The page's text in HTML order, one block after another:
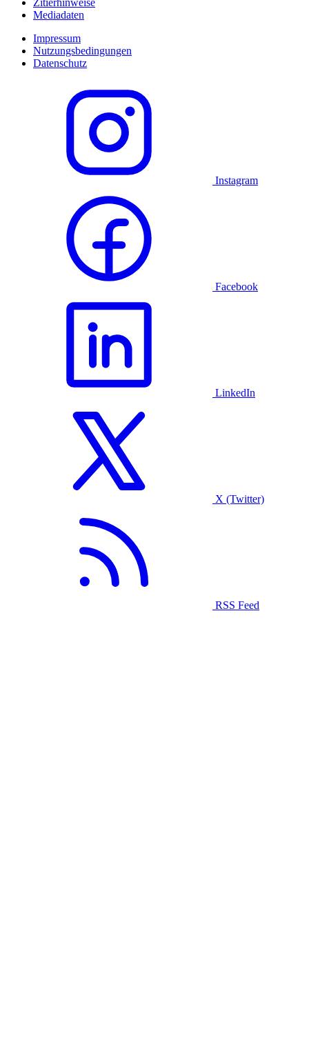
Mediadaten
Impressum
Nutzungsbedingungen
Datenschutz
Instagram
Facebook
LinkedIn
X (Twitter)
RSS Feed